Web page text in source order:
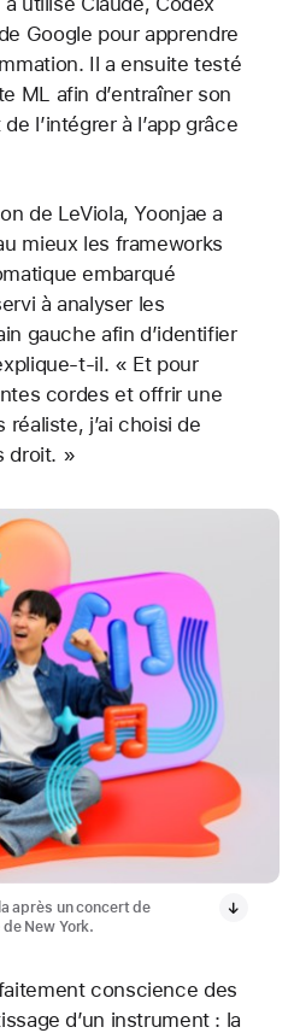
Google pour apprendre
Il a ensuite testé
ML afin d’entraîner son
l’intégrer à l’app grâce
de LeViola, Yoonjae a
mieux les frameworks
embarqué
à analyser les
gauche afin d’identifier
t-il. « Et pour
cordes et offrir une
j’ai choisi de
droit. »
après un concert de
New York.
conscience des
d’un instrument : la